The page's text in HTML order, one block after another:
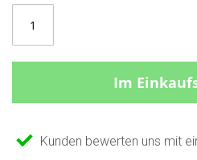
Im
Kunden bewerten uns mit